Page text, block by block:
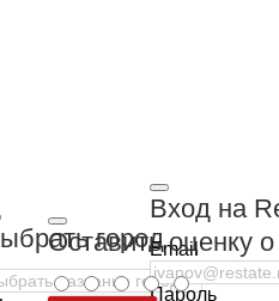
город
Вход на
Email
Пароль
Оставить оценку